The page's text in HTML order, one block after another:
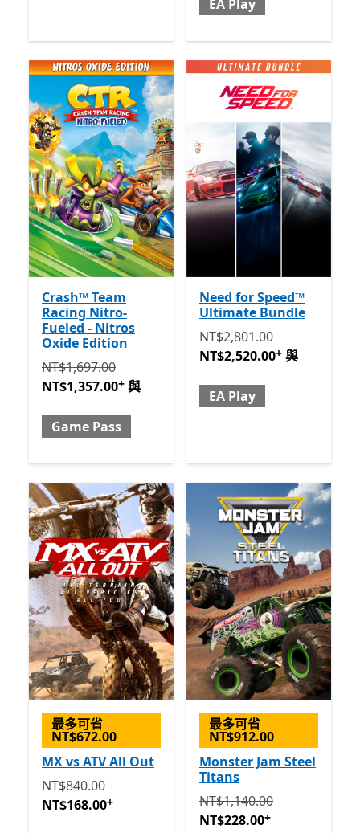
EA Play
Crash™ Team
Racing Nitro-
Fueled - Nitros
Oxide Edition
原價 NT$1,697.00 現價 NT$1,357.00 與 Game Pass
NT$1,697.00
NT$1,357.00+ 與
Game Pass
Need for Speed™
Ultimate Bundle
原價 NT$2,801.00 現價
NT$2,801.00
NT$2,520.00+ 與
EA Play
最多可省
NT$672.00
MX vs ATV All Out
原價 NT$840.00 現價 NT$168.00提供應用程式內購。
NT$840.00
NT$168.00+
最多可省
NT$912.00
Monster Jam Steel
Titans
原價 NT$1,140.00 現價
NT$1,140.00
NT$228.00+